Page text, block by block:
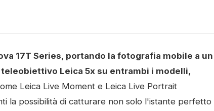
17T Series, portando la fotografia mobile a un
Leica 5x su entrambi i modelli,
Leica Live Moment e Leica Live Portrait
la possibilità di catturare non solo l'istante perfetto